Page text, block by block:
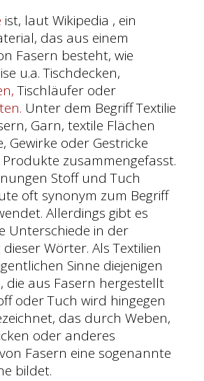
ist, laut Wikipedia , ein
das aus einem
Fasern besteht, wie
u.a. Tischdecken,
Tischläufer oder
Unter dem Begriff Textilie
Garn, textile Flächen
Gewirke oder Gestricke
zusammengefasst.
Stoff und Tuch
oft synonym zum Begriff
Allerdings gibt es
Unterschiede in der
Wörter. Als Textilien
Sinne diejenigen
die aus Fasern hergestellt
oder Tuch wird hingegen
das durch Weben,
oder anderes
Fasern eine sogenannte
bildet.